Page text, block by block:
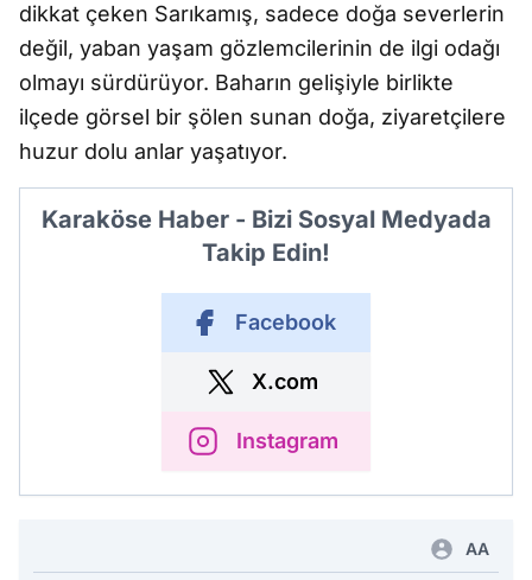
dikkat çeken Sarıkamış, sadece doğa severlerin
değil, yaban yaşam gözlemcilerinin de ilgi odağı
olmayı sürdürüyor. Baharın gelişiyle birlikte
ilçede görsel bir şölen sunan doğa, ziyaretçilere
huzur dolu anlar yaşatıyor.
Karaköse Haber - Bizi Sosyal Medyada
Takip Edin!
Facebook
X.com
Instagram
AA